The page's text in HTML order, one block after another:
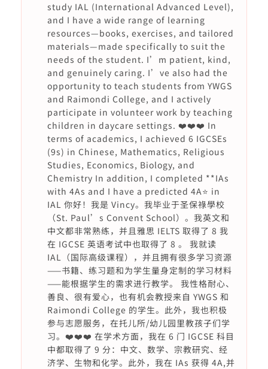
study IAL (International Advanced Level),
and I have a wide range of learning
resources—books, exercises, and tailored
materials—made specifically to suit the
needs of the student. I’m patient, kind,
and genuinely caring. I’ve also had the
opportunity to teach students from YWGS
and Raimondi College, and I actively
participate in volunteer work by teaching
children in daycare settings. ❤️❤️❤️ In
terms of academics, I achieved 6 IGCSEs
(9s) in Chinese, Mathematics, Religious
Studies, Economics, Biology, and
Chemistry In addition, I completed **IAs
with 4As and I have a predicted 4A⭐️ in
IAL 你好！我是 Vincy。我毕业于圣保祿學校
（St. Paul’s Convent School）。我英文和
中文都非常熟练，并且雅思 IELTS 取得了 8 我
在 IGCSE 英语考试中也取得了 8 。 我就读
IAL（国际高级课程），并且拥有很多学习资源
——书籍、练习题和为学生量身定制的学习材料
——能根据学生的需求进行教学。 我性格耐心、
善良、很有爱心，也有机会教授来自 YWGS 和
Raimondi College 的学生。此外，我也积极
参与志愿服务，在托儿所/幼儿园里教孩子们学
习。❤️❤️❤️ 在学术方面，我在 6 门 IGCSE 科目
中都取得了 9 分：中文、数学、宗教研究、经
济学、生物和化学。此外，我在 IAs 获得 4A,并